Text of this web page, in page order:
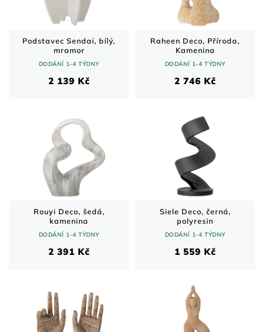
Podstavec Sendai, bílý,
mramor
DODÁNÍ 1-4 TÝDNY
2 139 Kč
Raheen Deco, Příroda,
Kamenina
DODÁNÍ 1-4 TÝDNY
2 746 Kč
Rouyi Deco, šedá,
kamenina
DODÁNÍ 1-4 TÝDNY
2 391 Kč
Siele Deco, černá,
polyresin
DODÁNÍ 1-4 TÝDNY
1 559 Kč